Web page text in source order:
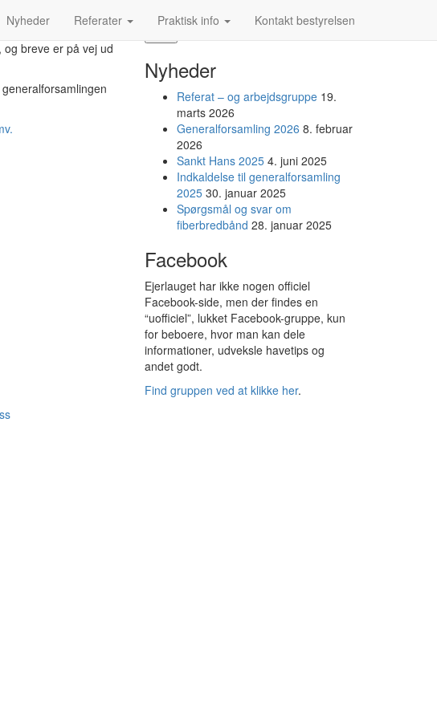
Nyheder Referater Praktisk info Kontakt bestyrelsen
breve er på vej ud
Nyheder
Referat – og arbejdsgruppe 19.
marts 2026
Generalforsamling 2026 8. februar
2026
Sankt Hans 2025 4. juni 2025
Indkaldelse til generalforsamling
2025 30. januar 2025
Spørgsmål og svar om
fiberbredbånd 28. januar 2025
Facebook
Ejerlauget har ikke nogen officiel
Facebook-side, men der findes en
“uofficiel”, lukket Facebook-gruppe, kun
for beboere, hvor man kan dele
informationer, udveksle havetips og
andet godt.
Find gruppen ved at klikke her.